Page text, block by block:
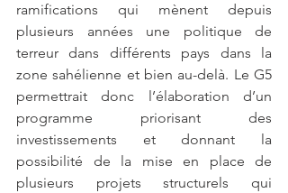
ramifications qui mènent depuis
plusieurs années une politique de
terreur dans différents pays dans la
zone sahélienne et bien au-delà. Le G5
permettrait donc l’élaboration d’un
programme priorisant des
investissements et donnant la
possibilité de la mise en place de
plusieurs projets structurels qui